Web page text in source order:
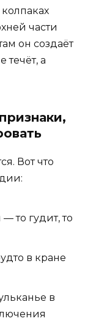
части
он создаёт
течёт, а
Вот что
то гудит, то
в кране
в